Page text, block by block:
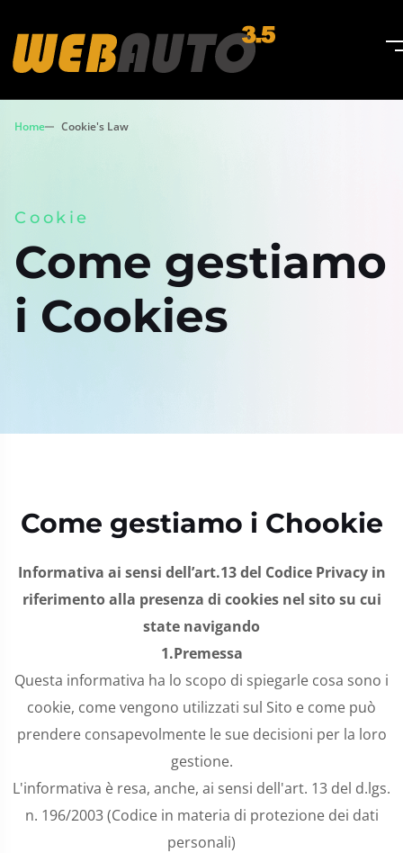
Home Cookie's Law
Cookie
Come gestiamo
i Cookies
Come gestiamo i Chookie
Informativa ai sensi dell’art.13 del Codice Privacy in
riferimento alla presenza di cookies nel sito su cui
state navigando
1.Premessa
Questa informativa ha lo scopo di spiegarle cosa sono i
cookie, come vengono utilizzati sul Sito e come può
prendere consapevolmente le sue decisioni per la loro
gestione.
L'informativa è resa, anche, ai sensi dell'art. 13 del d.lgs.
n. 196/2003 (Codice in materia di protezione dei dati
personali)